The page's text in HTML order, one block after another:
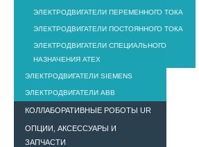
ЭЛЕКТРОДВИГАТЕЛИ ПЕРЕМЕННОГО ТОКА
ЭЛЕКТРОДВИГАТЕЛИ ПОСТОЯННОГО ТОКА
ЭЛЕКТРОДВИГАТЕЛИ СПЕЦИАЛЬНОГО
НАЗНАЧЕНИЯ ATEX
ЭЛЕКТРОДВИГАТЕЛИ SIEMENS
ЭЛЕКТРОДВИГАТЕЛИ ABB
КОЛЛАБОРАТИВНЫЕ РОБОТЫ UR
ОПЦИИ, АКСЕССУАРЫ И
ЗАПЧАСТИ